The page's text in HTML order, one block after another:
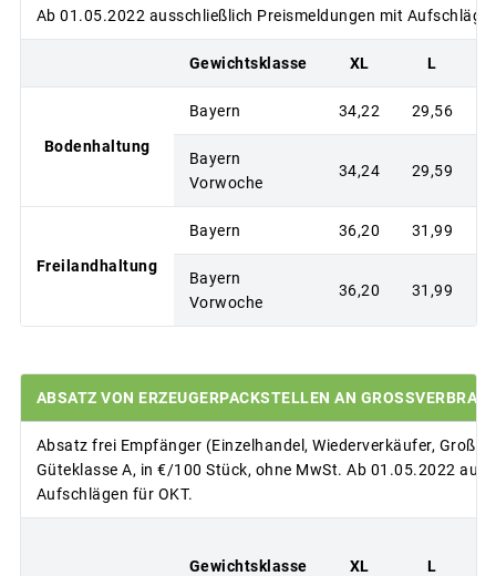
Ab 01.05.2022 ausschließlich Preismeldungen mit
Gewichtsklasse XL L
Bodenhaltung
Bayern 34,22 29,56
Bayern
Vorwoche
34,24 29,59
Freilandhaltung
Bayern 36,20 31,99
Bayern
Vorwoche
36,20 31,99
ABSATZ VON ERZEUGERPACKSTELLEN AN
Absatz frei Empfänger (Einzelhandel, Wiederverkäufer,
Güteklasse A, in €/100 Stück, ohne MwSt. Ab 01.05.2022
Aufschlägen für OKT.
Gewichtsklasse XL L